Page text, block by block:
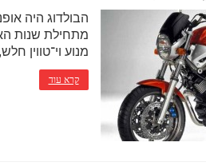
הבולדוג היה
מתחילת שנות
מנוע וי־טווין
קרא עוד